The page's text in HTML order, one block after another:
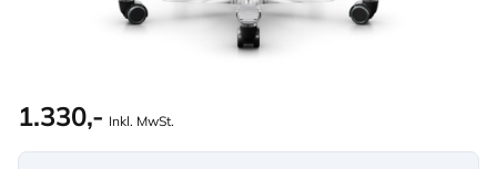
1.330,- Inkl. MwSt.